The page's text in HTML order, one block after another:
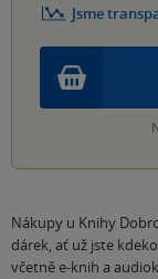
Jsme
Nákupy u Knihy
dárek, ať už jste
včetně e-knih a